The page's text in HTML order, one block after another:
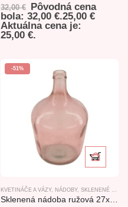
32,00€ Pôvodná cena
bola: 32,00 €.25,00 €
Aktuálna cena je:
25,00 €.
-51%
KVETINÁČE A VÁZY, NÁDOBY, SKLENENÉ VÝROBKY